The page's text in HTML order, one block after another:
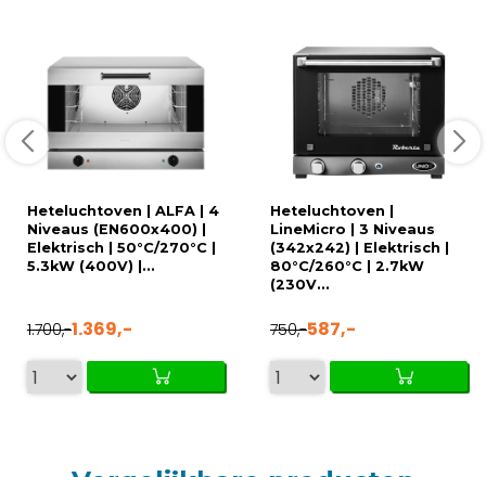
Heteluchtoven | ALFA | 4
Niveaus (EN600x400) |
Elektrisch | 50°C/270°C |
5.3kW (400V) |...
1.700,-1.369,-
Heteluchtoven |
LineMicro | 3 Niveaus
(342x242) | Elektrisch |
80°C/260°C | 2.7kW
(230V...
750,-587,-